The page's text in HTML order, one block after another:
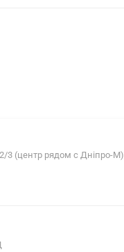
3 (центр рядом с Дніпро-М)